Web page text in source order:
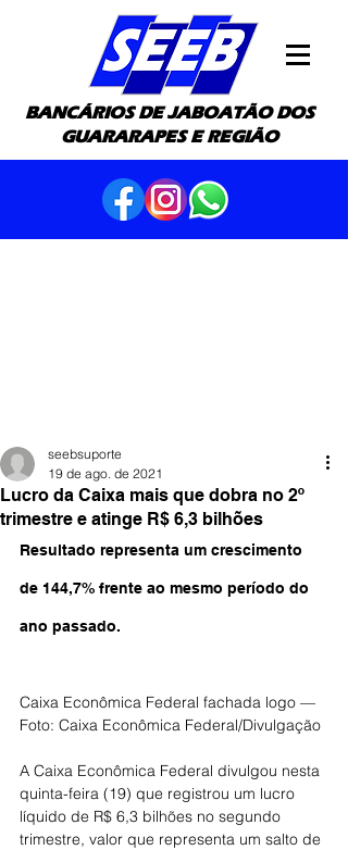
BANCÁRIOS DE JABOATÃO DOS
GUARARAPES E REGIÃO
Lucro da Caixa mais que dobra no 2º
trimestre e atinge R$ 6,3 bilhões
seebsuporte
19 de ago. de 2021
Resultado representa um crescimento
de 144,7% frente ao mesmo período do
ano passado.
Caixa Econômica Federal fachada logo —
Foto: Caixa Econômica Federal/Divulgação
A Caixa Econômica Federal divulgou nesta
quinta-feira (19) que registrou um lucro
líquido de R$ 6,3 bilhões no segundo
trimestre, valor que representa um salto de